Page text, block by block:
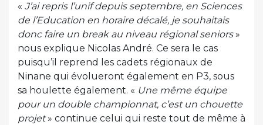
« J’ai repris l’unif depuis septembre, en Sciences
de l’Education en horaire décalé, je souhaitais
donc faire un break au niveau régional seniors»
nous explique Nicolas André. Ce sera le cas
puisqu’il reprend les cadets régionaux de
Ninane qui évolueront également en P3, sous
sa houlette également. « Une même équipe
pour un double championnat, c’est un chouette
projet» continue celui qui reste tout de même à